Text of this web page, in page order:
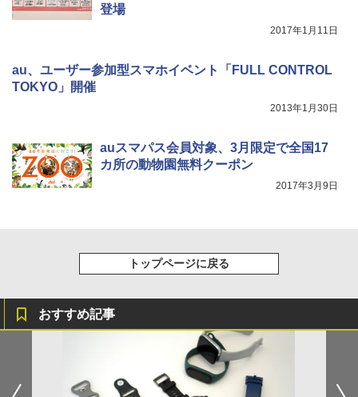
登場
2017年1月11日
au、ユーザー参加型スマホイベント「FULL CONTROL
TOKYO」開催
2013年1月30日
auスマパス会員対象、3月限定で全国17
カ所の動物園無料クーポン
2017年3月9日
トップページに戻る
おすすめ記事